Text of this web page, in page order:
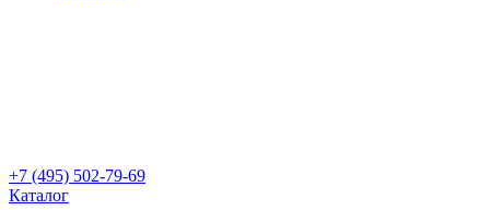
+7 (495) 502-79-69
Каталог